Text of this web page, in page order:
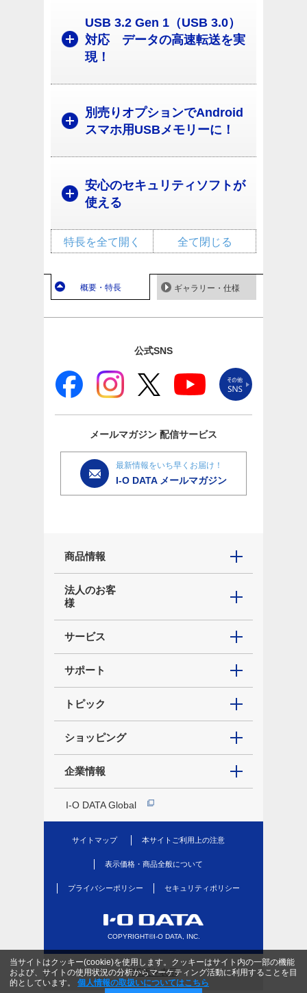
USB 3.2 Gen 1（USB 3.0）
対応 データの高速転送を実
現！
別売りオプションでAndroid
スマホ用USBメモリーに！
安心のセキュリティソフトが
使える
全て閉じる
特長を全て開く
概要・特長 ギャラリー・仕様
公式SNS
メールマガジン 配信サービス
最新情報をいち早くお届け！
I-O DATA メールマガジン
商品情報
法人のお客
様
サービス
サポート
トピック
ショッピング
企業情報
I-O DATA Global
サイトマップ 本サイトご利用上の注意
表示価格・商品全般について
プライバシーポリシー セキュリティポリシー
COPYRIGHT©I-O DATA, INC.
当サイトはクッキー(cookie)を使用します。クッキーはサイト内の一部の機能
および、サイトの使用状況の分析からマーケティング活動に利用することを目
的としています。
個人情報の取扱いについてはこちら
PC版を表示